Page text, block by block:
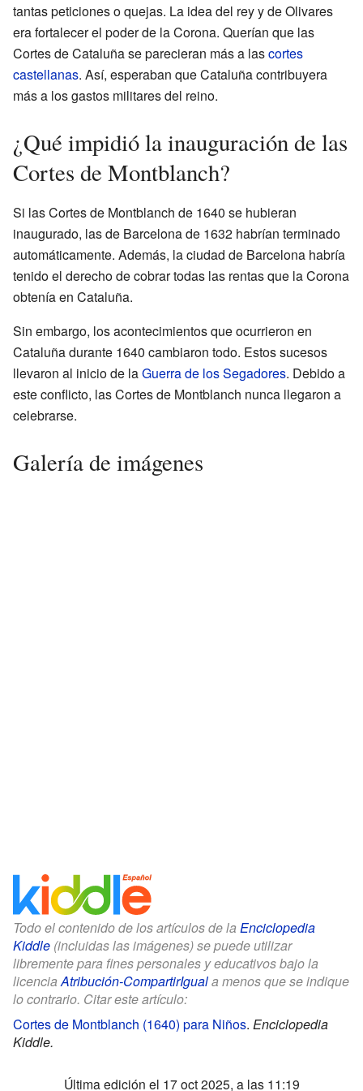
tantas peticiones o quejas. La idea del rey y de Olivares
era fortalecer el poder de la Corona. Querían que las
Cortes de Cataluña se parecieran más a lascortes
castellanas. Así, esperaban que Cataluña contribuyera
más a los gastos militares del reino.
¿Qué impidió la inauguración de las
Cortes de Montblanch?
Si las Cortes de Montblanch de 1640 se hubieran
inaugurado, las de Barcelona de 1632 habrían terminado
automáticamente. Además, la ciudad de Barcelona habría
tenido el derecho de cobrar todas las rentas que la Corona
obtenía en Cataluña.
Sin embargo, los acontecimientos que ocurrieron en
Cataluña durante 1640 cambiaron todo. Estos sucesos
llevaron al inicio de laGuerra de los Segadores. Debido a
este conflicto, las Cortes de Montblanch nunca llegaron a
celebrarse.
Galería de imágenes
Todo el contenido de los artículos de la Enciclopedia
Kiddle (incluidas las imágenes) se puede utilizar
libremente para fines personales y educativos bajo la
licencia Atribución-CompartirIguala menos que se indique
lo contrario. Citar este artículo:
Cortes de Montblanch (1640) para Niños. Enciclopedia
Kiddle.
Última edición el 17 oct 2025, a las 11:19